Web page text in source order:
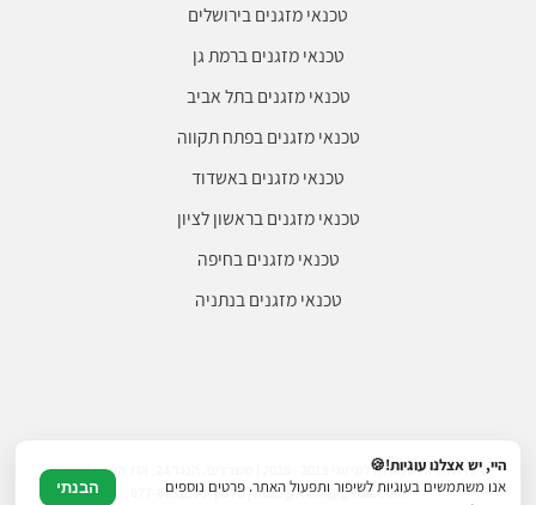
טכנאי מזגנים בירושלים
טכנאי מזגנים ברמת גן
טכנאי מזגנים בתל אביב
טכנאי מזגנים בפתח תקווה
טכנאי מזגנים באשדוד
טכנאי מזגנים בראשון לציון
טכנאי מזגנים בחיפה
טכנאי מזגנים בנתניה
© כל הזכויות שמורות למיזוגי 2018 - 2026 | משרדים: הנגר 24, הוד השרון | דוא"ל:
mizugi.co.il@gmail.com | טלפון: 077-6052500
היי, יש אצלנו עוגיות!🍪
אנו משתמשים בעוגיות לשיפור ותפעול האתר. פרטים נוספים
הבנתי